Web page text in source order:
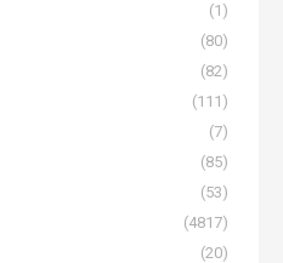
(1)
(80)
(82)
(111)
(7)
(85)
(53)
(4817)
(20)